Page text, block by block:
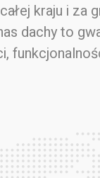
kraju i za
dachy to